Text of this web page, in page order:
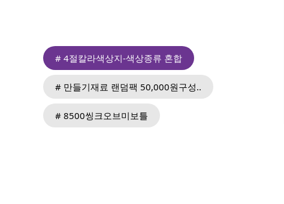
# 4절칼라색상지-색상종류 혼합
# 만들기재료 랜덤팩 50,000원구성..
# 8500씽크오브미보틀